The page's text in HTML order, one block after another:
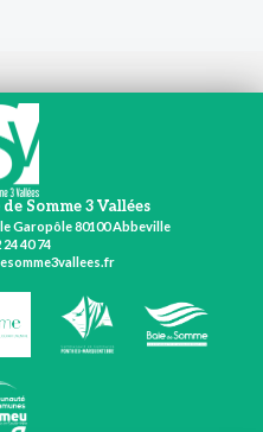
Somme 3 Vallées
Garopôle 80100 Abbeville
24 40 74